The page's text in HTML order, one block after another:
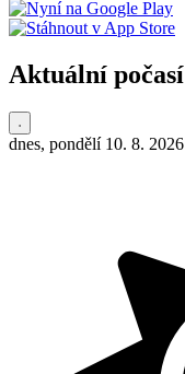
Aktuální počasí
dnes, pondělí 10. 8. 2026